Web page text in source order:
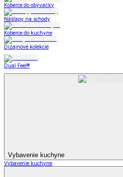
Koberce do obývačky
Nášľapy na schody
Koberce do kuchyne
Dizajnové kolekcie
Dual Feel®
Vybavenie kuchyne
Vybavenie kuchyne